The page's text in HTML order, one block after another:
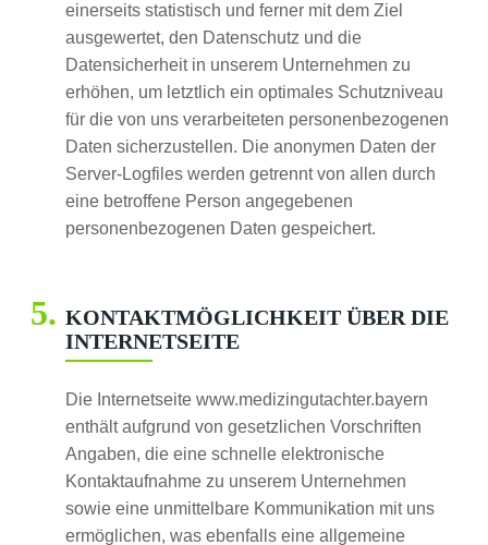
einerseits statistisch und ferner mit dem Ziel
ausgewertet, den Datenschutz und die
Datensicherheit in unserem Unternehmen zu
erhöhen, um letztlich ein optimales Schutzniveau
für die von uns verarbeiteten personenbezogenen
Daten sicherzustellen. Die anonymen Daten der
Server-Logfiles werden getrennt von allen durch
eine betroffene Person angegebenen
personenbezogenen Daten gespeichert.
KONTAKTMÖGLICHKEIT ÜBER DIE
INTERNETSEITE
Die Internetseite www.medizingutachter.bayern
enthält aufgrund von gesetzlichen Vorschriften
Angaben, die eine schnelle elektronische
Kontaktaufnahme zu unserem Unternehmen
sowie eine unmittelbare Kommunikation mit uns
ermöglichen, was ebenfalls eine allgemeine